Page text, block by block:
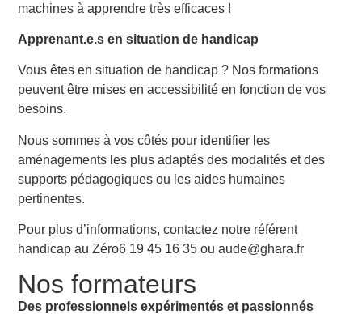
machines à apprendre très efficaces !
Apprenant.e.s en situation de handicap
Vous êtes en situation de handicap ? Nos formations
peuvent être mises en accessibilité en fonction de vos
besoins.
Nous sommes à vos côtés pour identifier les
aménagements les plus adaptés des modalités et des
supports pédagogiques ou les aides humaines
pertinentes.
Pour plus d’informations, contactez notre référent
handicap au Zéro6 19 45 16 35 ou aude@ghara.fr
Nos formateurs
Des professionnels expérimentés et passionnés